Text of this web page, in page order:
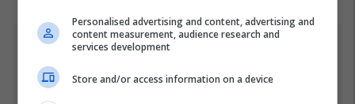
Top 5
Gjithçka që ndodhi në
Personalised advertising and content, advertising and
content measurement, audience research and
services development
Store and/or access information on a device